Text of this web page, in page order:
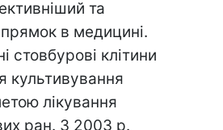
та
в медицині.
стовбурові клітини
культивування
лікування
ран. З 2003 р.